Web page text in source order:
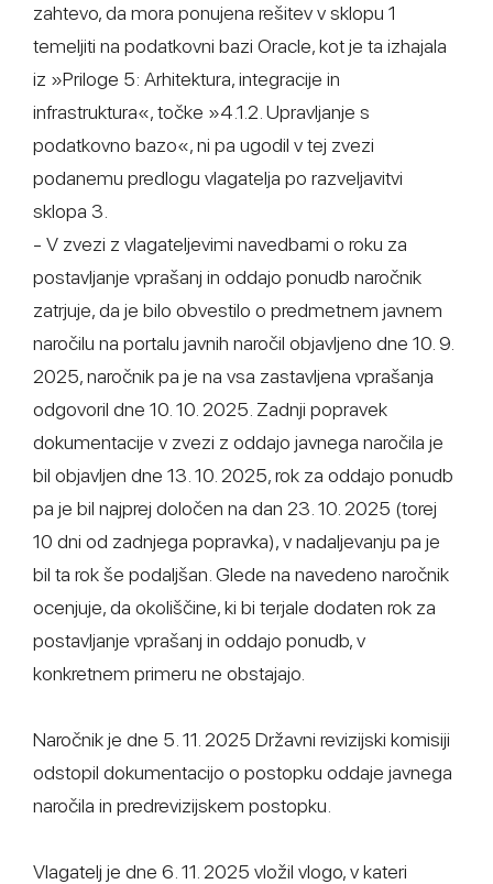
zahtevo, da mora ponujena rešitev v sklopu 1
temeljiti na podatkovni bazi Oracle, kot je ta izhajala
iz »Priloge 5: Arhitektura, integracije in
infrastruktura«, točke »4.1.2. Upravljanje s
podatkovno bazo«, ni pa ugodil v tej zvezi
podanemu predlogu vlagatelja po razveljavitvi
sklopa 3.
- V zvezi z vlagateljevimi navedbami o roku za
postavljanje vprašanj in oddajo ponudb naročnik
zatrjuje, da je bilo obvestilo o predmetnem javnem
naročilu na portalu javnih naročil objavljeno dne 10. 9.
2025, naročnik pa je na vsa zastavljena vprašanja
odgovoril dne 10. 10. 2025. Zadnji popravek
dokumentacije v zvezi z oddajo javnega naročila je
bil objavljen dne 13. 10. 2025, rok za oddajo ponudb
pa je bil najprej določen na dan 23. 10. 2025 (torej
10 dni od zadnjega popravka), v nadaljevanju pa je
bil ta rok še podaljšan. Glede na navedeno naročnik
ocenjuje, da okoliščine, ki bi terjale dodaten rok za
postavljanje vprašanj in oddajo ponudb, v
konkretnem primeru ne obstajajo.
Naročnik je dne 5. 11. 2025 Državni revizijski komisiji
odstopil dokumentacijo o postopku oddaje javnega
naročila in predrevizijskem postopku.
Vlagatelj je dne 6. 11. 2025 vložil vlogo, v kateri